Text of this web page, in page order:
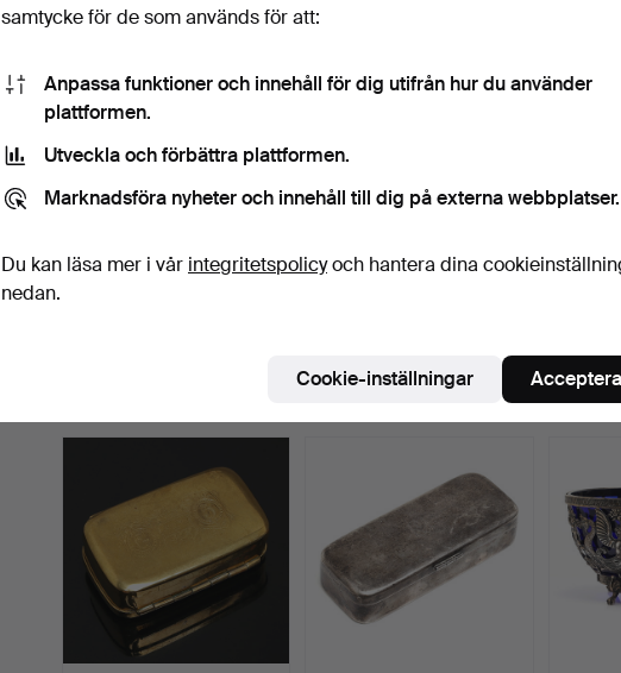
349 USD
3 bud
17 bud
samtycke för de som används för att:
Anpassa funktioner och innehåll för dig utifrån hur du använder
plattformen.
Utveckla och förbättra plattformen.
Marknadsföra nyheter och innehåll till dig på externa webbplatser.
Du kan läsa mer i vår integritetspolicyoch hantera dina
nedan.
Cookie-inställningar